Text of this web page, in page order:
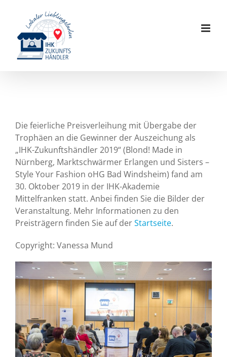
springen
Die feierliche Preisverleihung mit Übergabe der
Trophäen an die Gewinner der Auszeichung als
„IHK-Zukunftshändler 2019“ (Blond! Made in
Nürnberg, Marktschwärmer Erlangen und Sisters –
Style Your Fashion oHG Bad Windsheim) fand am
30. Oktober 2019 in der IHK-Akademie
Mittelfranken statt. Anbei finden Sie die Bilder der
Veranstaltung. Mehr Informationen zu den
Preisträgern finden Sie auf derStartseite.
Copyright: Vanessa Mund